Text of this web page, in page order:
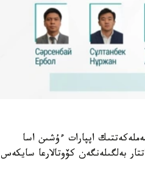
اپپارات ءۇشىن اسا
بەلگىلەنگەن كۆوتالارعا سايكەس